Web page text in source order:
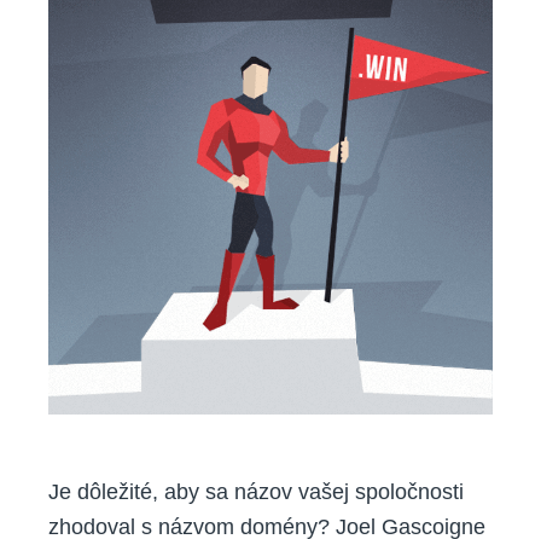
Je dôležité, aby sa názov vašej spoločnosti
zhodoval s názvom domény? Joel Gascoigne